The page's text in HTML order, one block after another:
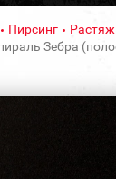
Пирсинг
Зебра